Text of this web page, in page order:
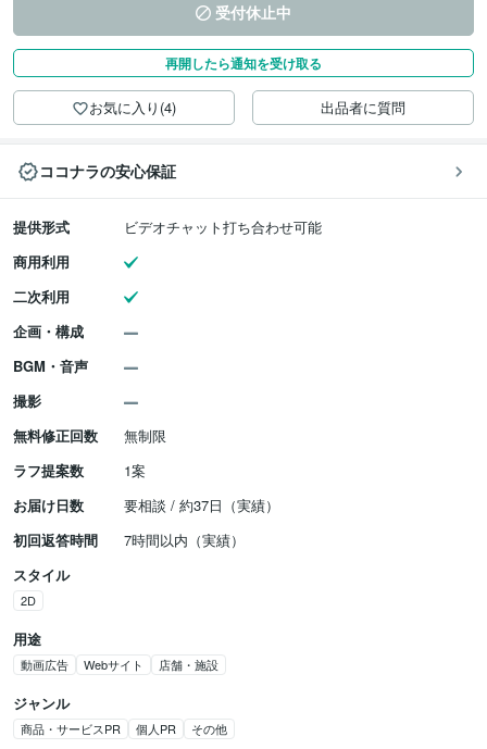
受付休止中
再開したら通知を受け取る
お気に入り(4) 出品者に質問
ココナラの安心保証
提供形式
ビデオチャット打ち合わせ可能
商用利用
二次利用
企画・構成
BGM・音声
撮影
無料修正回数
無制限
ラフ提案数
1案
お届け日数
要相談 / 約37日（実績）
初回返答時間
7時間以内（実績）
スタイル
2D
用途
動画広告 Webサイト 店舗・施設
ジャンル
商品・サービスPR 個人PR その他